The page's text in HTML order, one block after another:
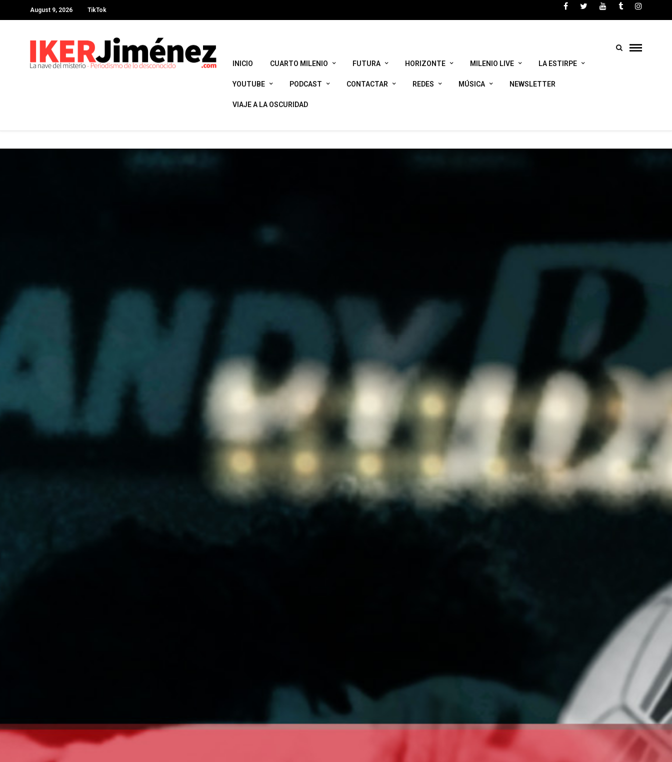
Deprecated: preg_replace(): Passing null to parameter #3 ($subject) of type array|string is deprecated in/srv/vhost/ikerjimenez.com/home/html/wp-
August 9, 2026 TikTok
INICIO CUARTO MILENIO FUTURA HORIZONTE MILENIO LIVE LA ESTIRPE
YOUTUBE PODCAST CONTACTAR REDES MÚSICA NEWSLETTER
VIAJE A LA OSCURIDAD